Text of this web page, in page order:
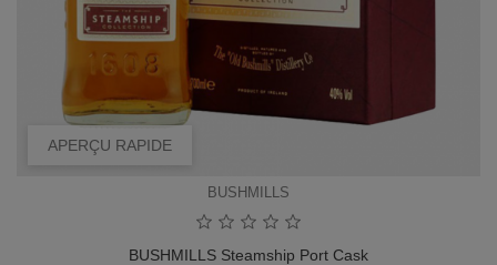
APERÇU RAPIDE
BUSHMILLS
BUSHMILLS Steamship Port Cask